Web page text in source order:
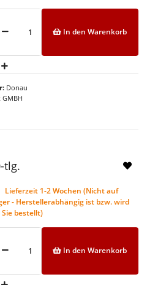
Donau
In den Warenkorb
tlg.
Lieferzeit 1-2 Wochen (Nicht auf
- Herstellerabhängig ist bzw. wird
bestellt)
In den Warenkorb